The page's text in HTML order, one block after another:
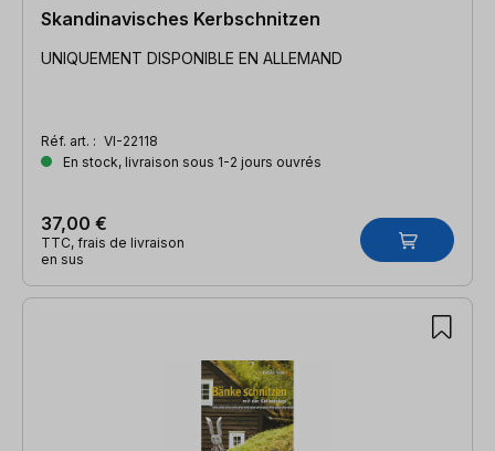
Skandinavisches Kerbschnitzen
UNIQUEMENT DISPONIBLE EN ALLEMAND
Réf. art. : VI-22118
En stock, livraison sous 1-2 jours ouvrés
37,00 €
TTC, frais de livraison
en sus